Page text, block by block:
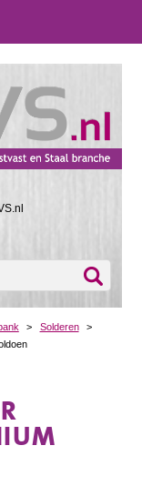
> Solderen
>